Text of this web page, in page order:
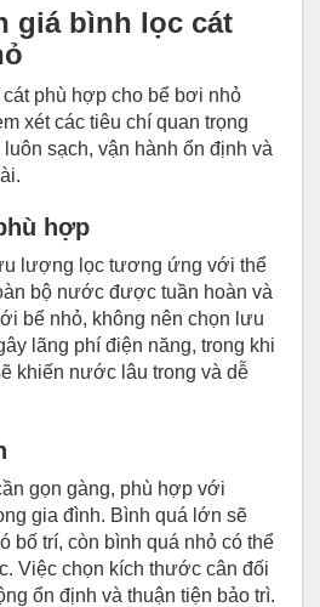
giá bình lọc cát
phù hợp cho bể bơi nhỏ
xét các tiêu chí quan trọng
sạch, vận hành ổn định và
hợp
lượng lọc tương ứng với thể
bộ nước được tuần hoàn và
bể nhỏ, không nên chọn lưu
lãng phí điện năng, trong khi
khiến nước lâu trong và dễ
gọn gàng, phù hợp với
gia đình. Bình quá lớn sẽ
bố trí, còn bình quá nhỏ có thể
Việc chọn kích thước cân đối
ổn định và thuận tiện bảo trì.